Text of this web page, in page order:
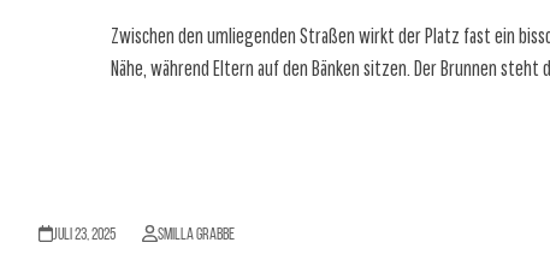
Zwischen den umliegenden Straßen wirkt der Platz fast ein
Nähe, während Eltern auf den Bänken sitzen. Der Brunnen
Juli 23, 2025 Smilla Grabbe